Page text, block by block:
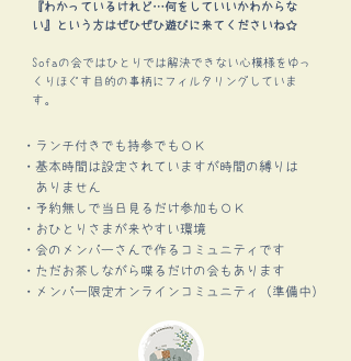
『わかっているけれど…何をしていいかわからな
い』という方はぜひぜひ遊びに来てくださいね☆
Sofaの会ではひとりでは解決できない心模様をゆっ
くりほぐす 目的の事柄にフィルタリングしていま
す。
・ランチ付きでも持参でもＯＫ
​・基本時間は設定されていますが時間の縛りは
ありません
・予約無しで当日見るだけ参加もＯＫ
・おひとりさまが来やすい環境
​・会のメンバーさんで作るコミュニティです
・ただお茶しながら喋るだけの会もあります
・メンバー限定オンラインコミュニティ（準備中）